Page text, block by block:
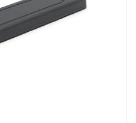
Português